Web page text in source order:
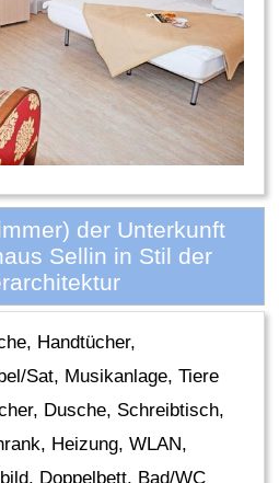
der Unterkunft
Sellin in Stil der
Handtücher,
Sat, Musikanlage, Tiere
Dusche, Schreibtisch,
Heizung, WLAN,
Doppelbett, Bad/WC